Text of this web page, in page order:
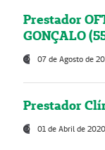
Prestador
GONÇALO
07 de Agosto de
Prestador
01 de Abril de 2020